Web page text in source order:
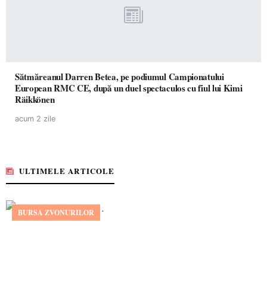
Sătmăreanul Darren Betea, pe podiumul Campionatului
European RMC CE, după un duel spectaculos cu fiul lui Kimi
Räikkönen
acum 2 zile
ULTIMELE ARTICOLE
BURSA ZVONURILOR